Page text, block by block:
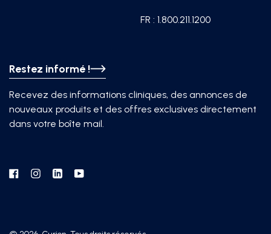
Restez informé !
Recevez des informations cliniques, des annonces de
nouveaux produits et des offres exclusives directement
dans votre boîte mail.
Facebook
Instagram
LinkedinYouTube
FR : 1.800.211.1200